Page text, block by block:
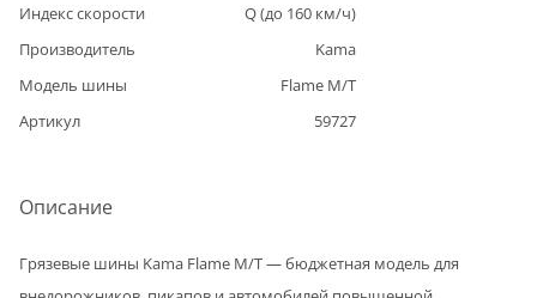
Индекс скорости
Q(до 160 км/ч)
Производитель
Kama
Модель шины
Flame M/T
Артикул
59727
Описание
Грязевые шины Kama Flame M/T — бюджетная модель для